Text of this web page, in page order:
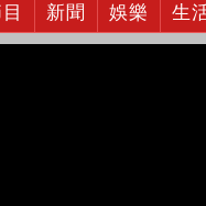
新聞 娛樂 生